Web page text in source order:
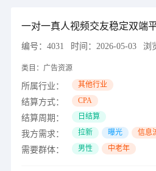
一对一真人视频交友稳定双端
编号： 4031 时间： 2026-05-03 浏
类目： 广告资源
所属行业： 其他行业
结算方式： CPA
结算周期： 日结算
我方需求： 拉新 曝光 信息
需要群体： 男性 中老年